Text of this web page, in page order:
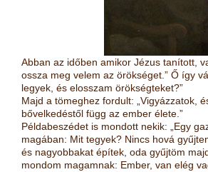
Abban az időben amikor Jézus tanított,
ossza meg velem az örökséget.” Ő így
legyek, és elosszam örökségteket?”
Majd a tömeghez fordult: „Vigyázzatok,
bővelkedéstől függ az ember élete.”
Példabeszédet is mondott nekik: „Egy
magában: Mit tegyek? Nincs hová
és nagyobbakat építek, oda gyűjtöm
mondom magamnak: Ember, van elég